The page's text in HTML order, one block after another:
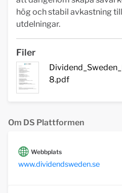
hög och stabil avkastning
utdelningar.
Filer
8.pdf
Om DS Plattformen
Webbplats
www.dividendsweden.se